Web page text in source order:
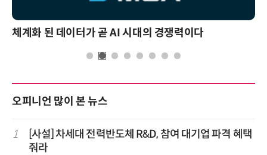
체계화 된 데이터가 곧 AI 시대의 경쟁력이다
오피니언 많이 본 뉴스
1
[사설] 차세대 전력반도체 R&D, 참여 대기업 파격 혜택
줘라